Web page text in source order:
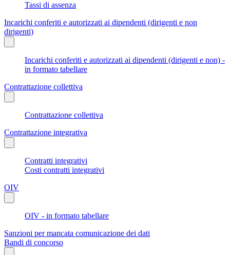
Tassi di assenza
Incarichi conferiti e autorizzati ai dipendenti (dirigenti e non
dirigenti)
Incarichi conferiti e autorizzati ai dipendenti (dirigenti e non) -
in formato tabellare
Contrattazione collettiva
Contrattazione collettiva
Contrattazione integrativa
Contratti integrativi
Costi contratti integrativi
OIV
OIV - in formato tabellare
Sanzioni per mancata comunicazione dei dati
Bandi di concorso